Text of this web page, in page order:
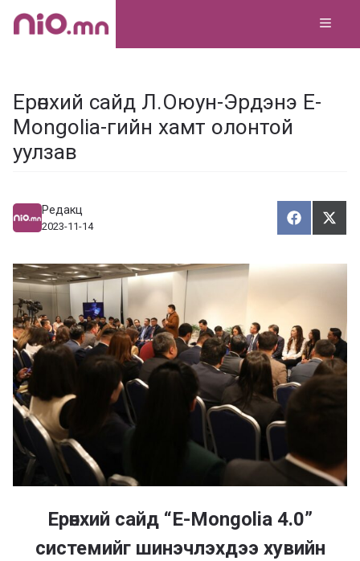
Skip
Ерөнхий сайд Л.Оюун-Эрдэнэ E-
Mongolia-гийн хамт олонтой
уулзав
Редакц
2023-11-14
Х
у
а
а
х
Т
ү
э
э
Ерөнхий сайд “E-Mongolia 4.0”
системийг шинэчлэхдээ хувийн